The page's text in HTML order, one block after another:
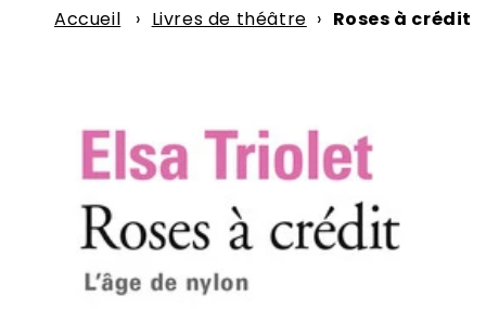
Accueil › Livres de théâtre › Roses à crédit